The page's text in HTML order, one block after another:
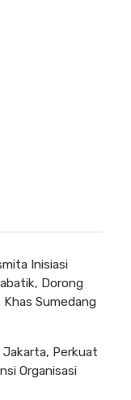
Inisiasi
Dorong
Sumedang
Jakarta, Perkuat
Organisasi